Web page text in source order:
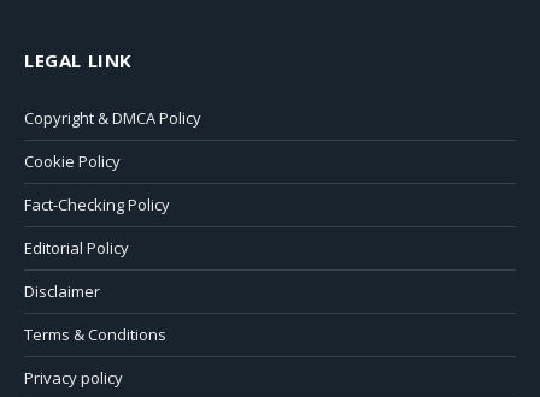
LEGAL LINK
Copyright & DMCA Policy
Cookie Policy
Fact-Checking Policy
Editorial Policy
Disclaimer
Terms & Conditions
Privacy policy